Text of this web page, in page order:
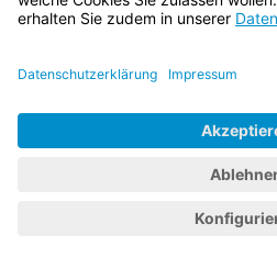
BayernPortal
Impressum